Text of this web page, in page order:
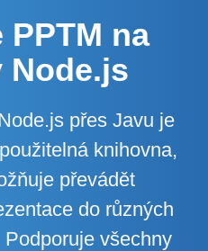
na
Node.js
přes Javu je
knihovna,
převádět
do různých
všechny